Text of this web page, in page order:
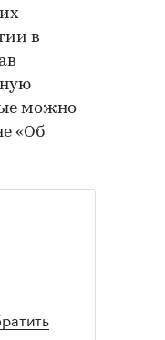
в
можно
«Об